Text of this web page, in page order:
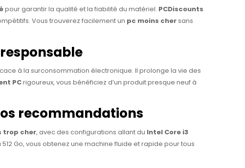
pour garantir la qualité et la fiabilité du matériel. PCDiscounts
Vous trouverez facilement un pc moins chersans
à la surconsommation électronique. Il prolonge la vie des
PCrigoureux, vous bénéficiez d’un produit presque neuf à
recommandations
trop cher, avec des configurations allant du Intel Core i3
512 Go, vous obtenez une machine fluide et rapide pour tous